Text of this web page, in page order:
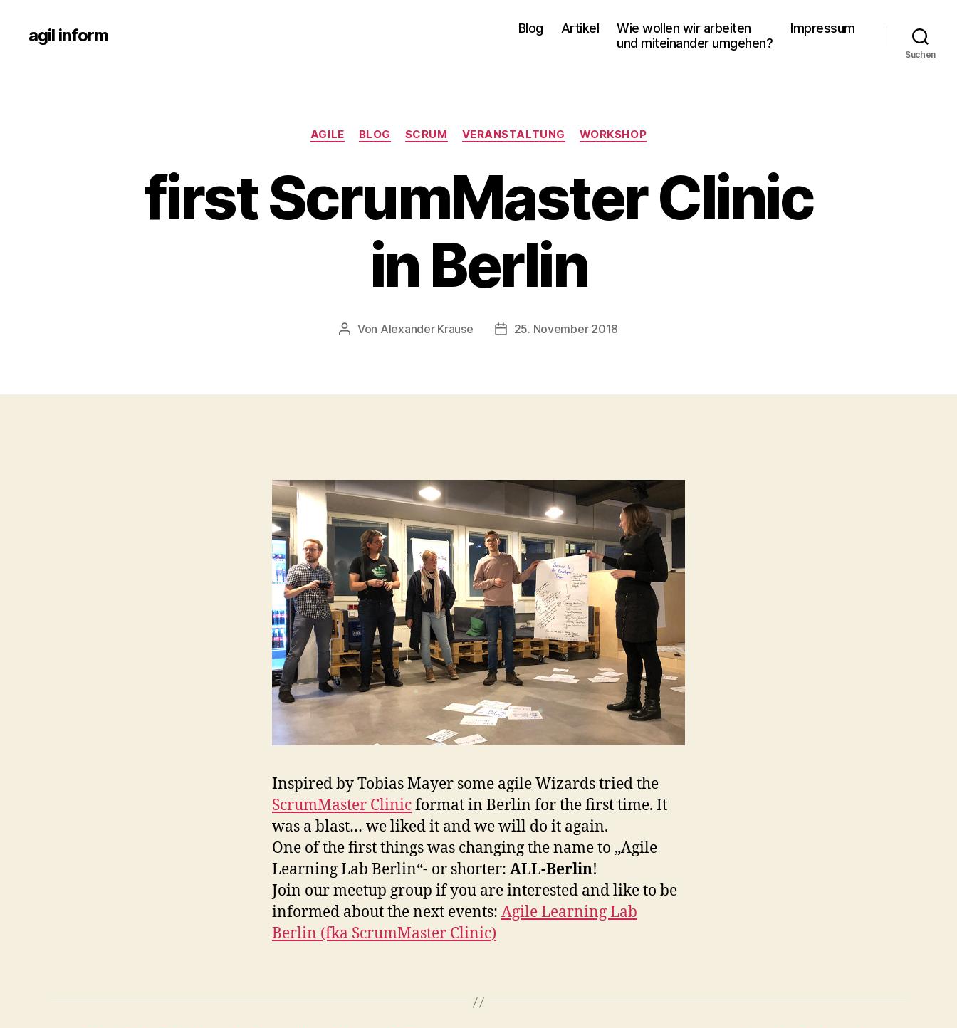
agil inform Blog Artikel
Wie wollen wir arbeiten
und miteinander umgehen?
Impressum
Suchen
Kategorien
AGILE BLOG SCRUM VERANSTALTUNG WORKSHOP
first ScrumMaster Clinic
in Berlin
Beitragsautor
Von Alexander Krause Veröffentlichungsdatum
25. November 2018
Inspired by Tobias Mayer some agile Wizards tried the
ScrumMaster Clinicformat in Berlin for the first time. It
was a blast… we liked it and we will do it again.
One of the first things was changing the name to „Agile
Learning Lab Berlin“- or shorter: ALL-Berlin!
Join our meetup group if you are interested and like to be
informed about the next events: Agile Learning Lab
Berlin (fka ScrumMaster Clinic)